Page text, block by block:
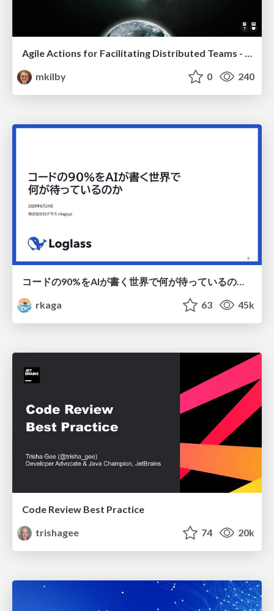
Agile Actions for Facilitating Distributed Teams - ADO2019
mkilby
0 240
コードの90%をAIが書く世界で何が待っているのか / What awaits us in a world where 90% of the code is written by AI
rkaga
63 45k
Code Review Best Practice
trishagee
74 20k